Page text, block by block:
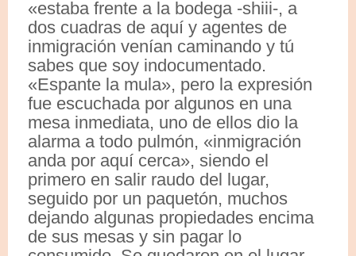
«estaba frente a la bodega -shiii-, a
dos cuadras de aquí y agentes de
inmigración venían caminando y tú
sabes que soy indocumentado.
«Espante la mula», pero la expresión
fue escuchada por algunos en una
mesa inmediata, uno de ellos dio la
alarma a todo pulmón, «inmigración
anda por aquí cerca», siendo el
primero en salir raudo del lugar,
seguido por un paquetón, muchos
dejando algunas propiedades encima
de sus mesas y sin pagar lo